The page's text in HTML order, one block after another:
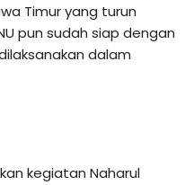
Timur yang turun
pun sudah siap dengan
dalam
kegiatan Naharul